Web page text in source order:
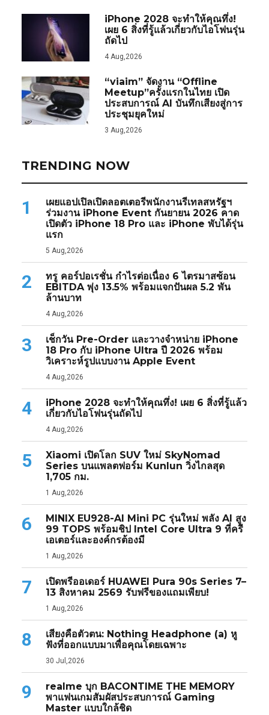
iPhone 2028 จะทำให้คุณทึ่ง!
เผย 6 สิ่งที่รู้แล้วเกี่ยวกับไอโฟนรุ่น
ถัดไป
4 Aug,2026
“viaim” จัดงาน “Offline
Meetup”ครั้งแรกในไทย เปิด
ประสบการณ์ AI บันทึกเสียงสู่การ
ประชุมยุคใหม่
3 Aug,2026
TRENDING NOW
1
เผยแอปเปิลเปิดลอตเตอรีพนักงานรีเทลสหรัฐฯ
ร่วมงาน iPhone Event กันยายน 2026 คาด
เปิดตัว iPhone 18 Pro และ iPhone พับได้รุ่น
แรก
5 Aug,2026
2
ทรู คอร์ปอเรชั่น กำไรต่อเนื่อง 6 ไตรมาสซ้อน
EBITDA พุ่ง 13.5% พร้อมแจกปันผล 5.2 พัน
ล้านบาท
4 Aug,2026
3
เช็กวัน Pre-Order และวางจำหน่าย iPhone
18 Pro กับ iPhone Ultra ปี 2026 พร้อม
วิเคราะห์รูปแบบงาน Apple Event
4 Aug,2026
4
iPhone 2028 จะทำให้คุณทึ่ง! เผย 6 สิ่งที่รู้แล้ว
เกี่ยวกับไอโฟนรุ่นถัดไป
4 Aug,2026
5
Xiaomi เปิดโลก SUV ใหม่ SkyNomad
Series บนแพลตฟอร์ม Kunlun วิ่งไกลสุด
1,705 กม.
1 Aug,2026
6
MINIX EU928-AI Mini PC รุ่นใหม่ พลัง AI สูง
99 TOPS พร้อมชิป Intel Core Ultra 9 ที่ครี
เอเตอร์และองค์กรต้องมี
1 Aug,2026
7
เปิดพรีออเดอร์ HUAWEI Pura 90s Series 7–
13 สิงหาคม 2569 รับฟรีของแถมเพียบ!
1 Aug,2026
8
เสียงคือตัวตน: Nothing Headphone (a) หู
ฟังที่ออกแบบมาเพื่อคุณโดยเฉพาะ
30 Jul,2026
9
realme บุก BACONTIME THE MEMORY
พาแฟนเกมสัมผัสประสบการณ์ Gaming
Master แบบใกล้ชิด